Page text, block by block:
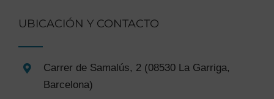
UBICACIÓN Y CONTACTO
Carrer de Samalús, 2 (08530 La Garriga,
Barcelona)